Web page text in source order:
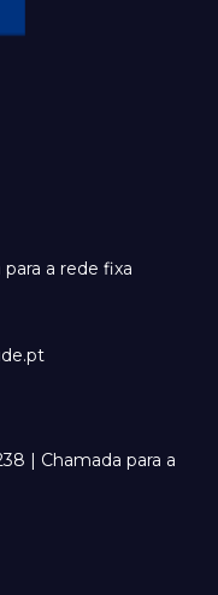
para a rede fixa
| Chamada para a